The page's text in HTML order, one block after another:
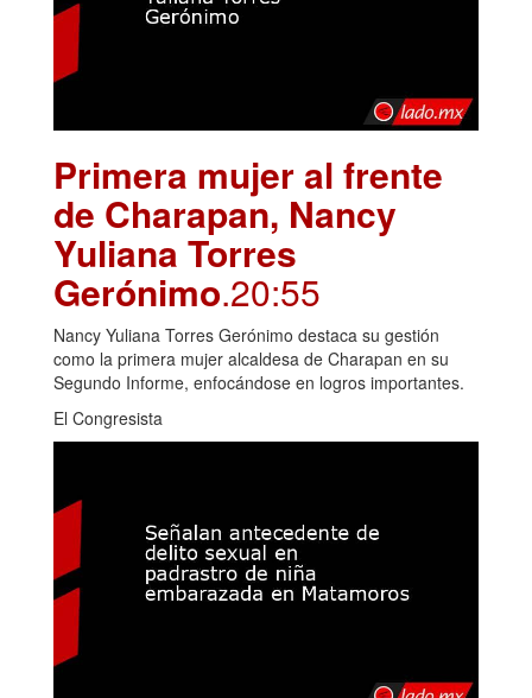
Primera mujer al frente
de Charapan, Nancy
Yuliana Torres
Gerónimo.20:55
Nancy Yuliana Torres Gerónimo destaca su gestión
como la primera mujer alcaldesa de Charapan en su
Segundo Informe, enfocándose en logros importantes.
El Congresista